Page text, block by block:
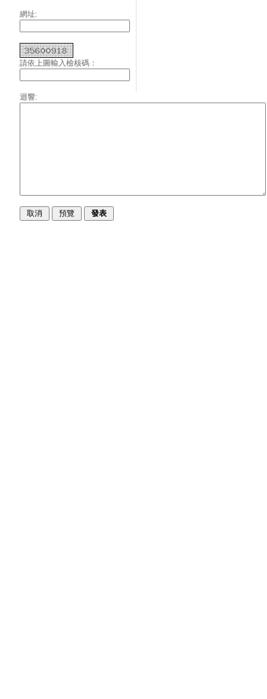
網址:
請依上圖輸入檢核碼：
迴響: